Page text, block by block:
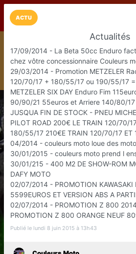
LaCarte
Installez l'App LaCarte
Téléchargez gratuitement
commerces favoris et ne rien
Télécharger Plus tard
ACTU
Actualités
17/09/2014 - La Beta 50cc Enduro
chez vôtre concessionnaire Couleurs
29/03/2014 - Promotion METZELER
120/70/17 + 180/55/17 ou 190/55/17
METZELER SIX DAY Enduro Fim
90/90/21 55euros et Arriere 140/80/
JUSQUA FIN DE STOCK - PNEU
PILOT ROAD 200€ LE TRAIN 120/70/
180/55/17 210€E TRAIN 120/70/17 ET
04/2014 - couleurs moto loue des
30/01/2015 - couleurs moto prend l
30/01/215 - 400 M2 DE SHOW-ROM
DAFY MOTO
02/07/2014 - PROMOTION KAWASAKI
5599EUROS ET VERSION ABS A
02/07/2014 - PROMOTION Z 800
PROMOTION Z 800 ORANGE NEUF
Publié le lundi 8 juin 2015 à 13h43